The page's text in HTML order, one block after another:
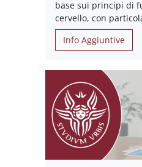
base sui principi di
cervello, con
Info Aggiuntive